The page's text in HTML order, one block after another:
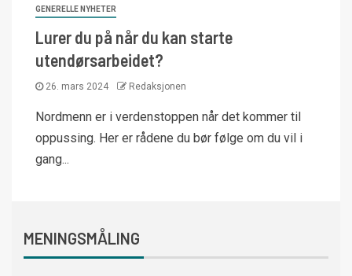
GENERELLE NYHETER
Lurer du på når du kan starte
utendørsarbeidet?
26. mars 2024 Redaksjonen
Nordmenn er i verdenstoppen når det kommer til
oppussing. Her er rådene du bør følge om du vil i
gang...
MENINGSMÅLING